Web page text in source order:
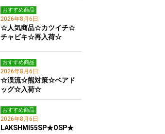
おすすめ商品
2026年8月6日
☆人気商品☆カツイチ☆
チャビキ☆再入荷☆
おすすめ商品
2026年8月6日
☆渓流☆熊対策☆ベアド
ッグ☆入荷☆
おすすめ商品
2026年8月6日
LAKSHMI55SP★OSP★